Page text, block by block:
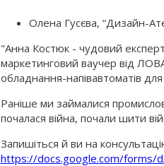
Олена Гусєва, “Дизайн-
"Анна Костюк - чудовий
маркетинговий ваучер від
обладнання-напівавтоматів
Раніше ми займалися
почалася війна, почали шити
Запишіться й ви на
https://docs.google.com/forms/